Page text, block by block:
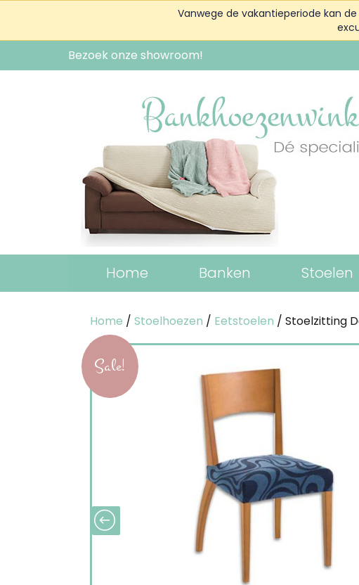
Vanwege de vakantieperiode kan
Bezoek onze showroom!
Home Banken Stoelen
Home /Stoelhoezen / Eetstoelen / Stoelzitting
Sale!